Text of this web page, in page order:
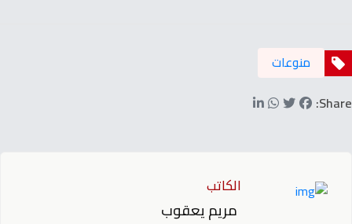
منوعات
Share:
الكاتب
مريم يعقوب